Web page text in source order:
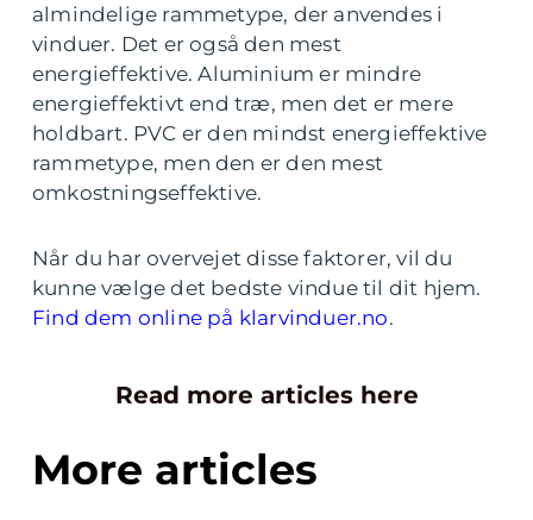
almindelige rammetype, der anvendes i
vinduer. Det er også den mest
energieffektive. Aluminium er mindre
energieffektivt end træ, men det er mere
holdbart. PVC er den mindst energieffektive
rammetype, men den er den mest
omkostningseffektive.
Når du har overvejet disse faktorer, vil du
kunne vælge det bedste vindue til dit hjem.
Find dem online på klarvinduer.no.
Read more articles here
More articles